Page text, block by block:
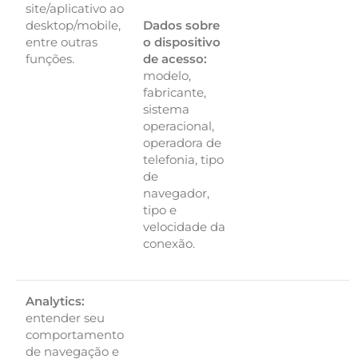
site/aplicativo ao
desktop/mobile,
entre outras
funções.
Dados sobre
o dispositivo
de acesso:
modelo,
fabricante,
sistema
operacional,
operadora de
telefonia, tipo
de
navegador,
tipo e
velocidade da
conexão.
Analytics:
entender seu
comportamento
de navegação e